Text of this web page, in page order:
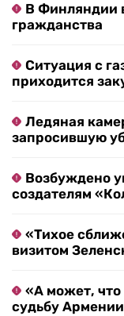
В Финляндии
гражданства
Ситуация с
приходится
Ледяная
запросившую
Возбуждено
создателям
«Тихое
визитом
«А может,
судьбу